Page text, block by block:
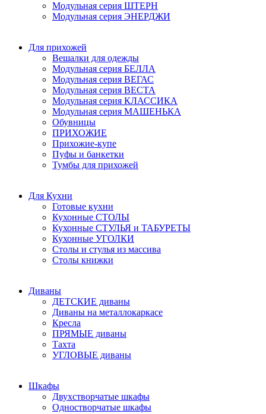
Модульная серия ШТЕРН
Модульная серия ЭНЕРДЖИ
Для прихожей
Вешалки для одежды
Модульная серия БЕЛЛА
Модульная серия ВЕГАС
Модульная серия ВЕСТА
Модульная серия КЛАССИКА
Модульная серия МАШЕНЬКА
Обувницы
ПРИХОЖИЕ
Прихожие-купе
Пуфы и банкетки
Тумбы для прихожей
Для Кухни
Готовые кухни
Кухонные СТОЛЫ
Кухонные СТУЛЬЯ и ТАБУРЕТЫ
Кухонные УГОЛКИ
Столы и стулья из массива
Столы книжки
Диваны
ДЕТСКИЕ диваны
Диваны на металлокаркасе
Кресла
ПРЯМЫЕ диваны
Тахта
УГЛОВЫЕ диваны
Шкафы
Двухстворчатые шкафы
Одностворчатые шкафы